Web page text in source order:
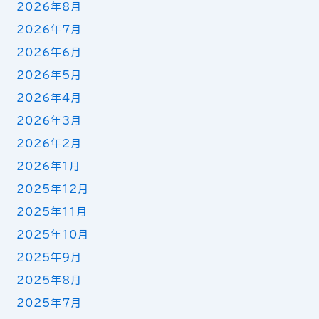
2026年8月
2026年7月
2026年6月
2026年5月
2026年4月
2026年3月
2026年2月
2026年1月
2025年12月
2025年11月
2025年10月
2025年9月
2025年8月
2025年7月